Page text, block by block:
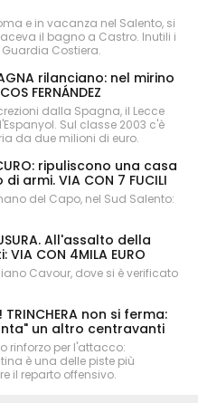
e in vacanza nel Salento, si
il bagno a Castro. Inutili i
Guardia Costiera.
rilanciano: nel mirino
FERNÁNDEZ
dalla Spagna, il Lecce
Sul classe 2003 c'è
da due milioni di euro.
ripuliscono una casa
armi. VIA CON 7 FUCILI
del Capo, nel Sud Salento:
All'assalto della
CON 4MILA EURO
Cavour, dove si è verificato
TRINCHERA non si ferma:
un altro centravanti
rinforzo per l'attacco:
è una delle piste più
il reparto offensivo.